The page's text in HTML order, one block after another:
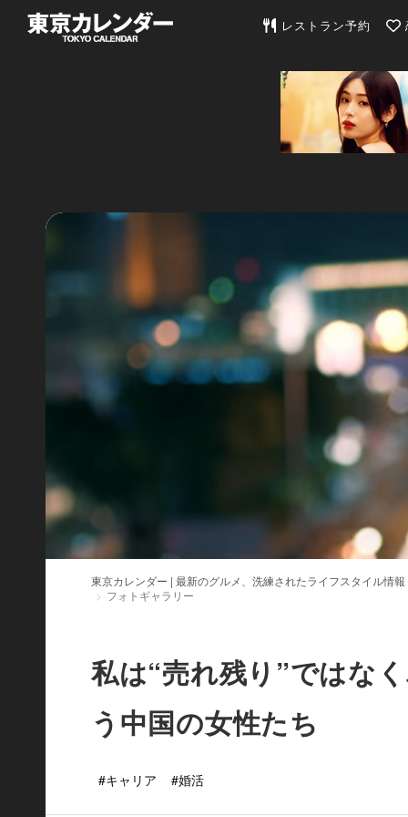
東京カレンダー | 最新
レストラン予約
東京カレンダー | 最新のグルメ、洗練されたライフスタイル情報
フォトギャラリー
私は“売れ残り”ではな
う中国の女性たち
#キャリア #婚活